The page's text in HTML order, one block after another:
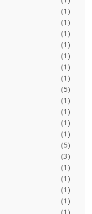
(1)
(1)
(1)
(1)
(1)
(1)
(1)
(5)
(1)
(1)
(1)
(1)
(5)
(3)
(1)
(1)
(1)
(1)
(1)